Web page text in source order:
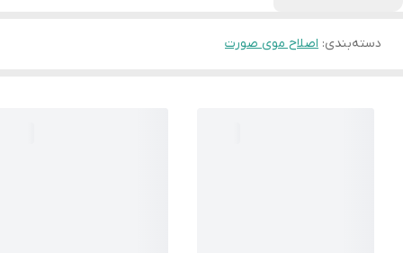
دسته‌بندی: اصلاح موی صورت